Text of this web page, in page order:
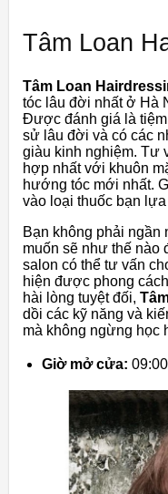
Tâm Loan
Tâm Loan
tóc lâu đời nhất ở Hà
Được đánh giá là
sử lâu đời và có các
giàu kinh nghiệm. Tư
hợp nhất với khuôn
hướng tóc mới nhất.
vào loại thuốc bạn lựa
Bạn không phải ngần
muốn sẽ như thế nào
salon có thể tư vấn
hiện được phong
hài lòng tuyệt đối,
dồi các kỹ năng và
mà không ngừng học
Giờ mở cửa: